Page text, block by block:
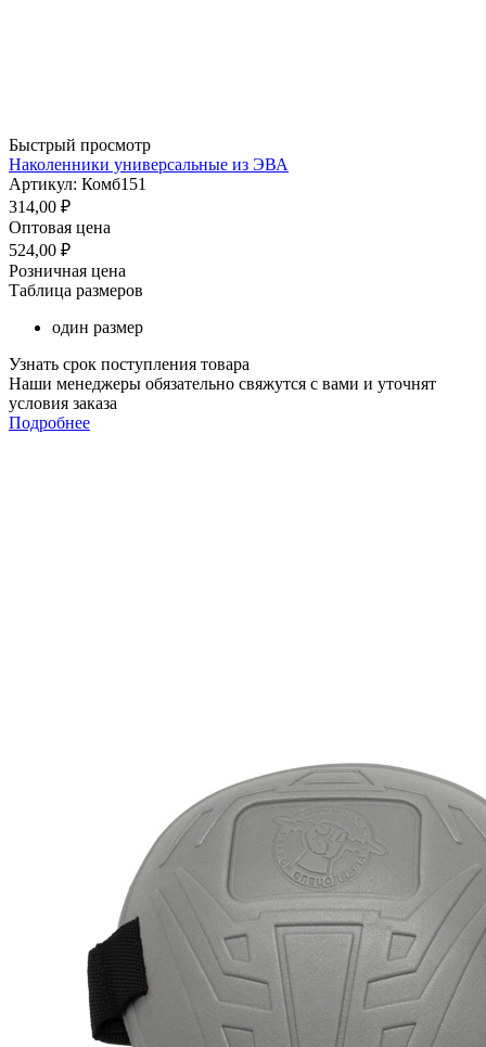
Быстрый просмотр
Наколенники универсальные из ЭВА
Артикул: Комб151
314,00 ₽
Оптовая цена
524,00 ₽
Розничная цена
Таблица размеров
один размер
Узнать срок поступления товара
Наши менеджеры обязательно свяжутся с вами и уточнят
условия заказа
Подробнее